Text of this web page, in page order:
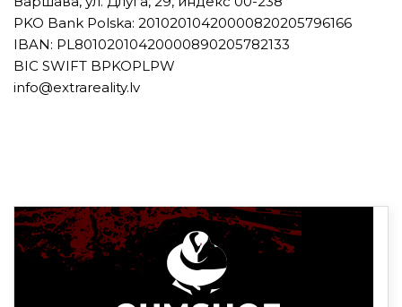
PKO Bank Polska: 20102010420000820205796166
IBAN: PL80102010420000890205782133
BIC SWIFT BPKOPLPW
info@extrareality.lv